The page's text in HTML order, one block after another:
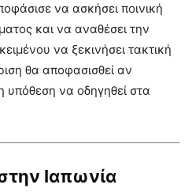
να ασκήσει ποινική
και να αναθέσει την
να ξεκινήσει τακτική
θα αποφασισθεί αν
υπόθεση να οδηγηθεί στα
Ιαπωνία